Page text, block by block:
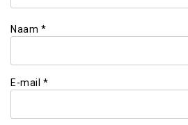
Naam *
E-mail *